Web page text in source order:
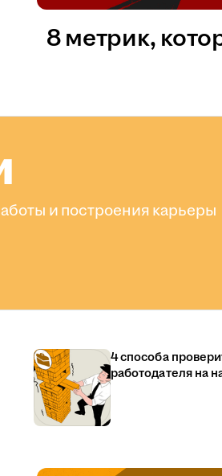
8 метрик,
и построения карьеры
4 способа
работодателя на